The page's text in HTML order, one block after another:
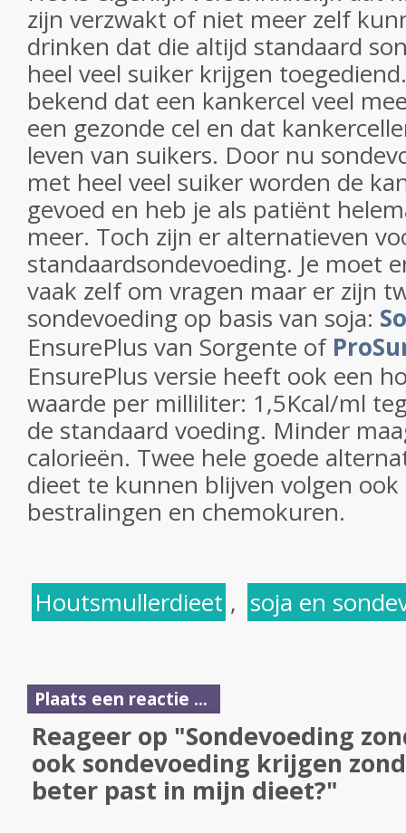
zijn verzwakt of niet meer zelf
drinken dat die altijd standaard
heel veel suiker krijgen
bekend dat een kankercel veel
een gezonde cel en dat
leven van suikers. Door nu
met heel veel suiker worden de
gevoed en heb je als patiënt
meer. Toch zijn er alternatieven
standaardsondevoeding. Je moet
vaak zelf om vragen maar er zijn
sondevoeding op basis van soja:
EnsurePlus van Sorgente of
EnsurePlus versie heeft ook een
waarde per milliliter: 1,5Kcal/ml
de standaard voeding. Minder
calorieën. Twee hele goede
dieet te kunnen blijven volgen
bestralingen en chemokuren.
Houtsmullerdieet , soja en
Plaats een reactie ...
Reageer op "Sondevoeding
ook sondevoeding krijgen
beter past in mijn dieet?"